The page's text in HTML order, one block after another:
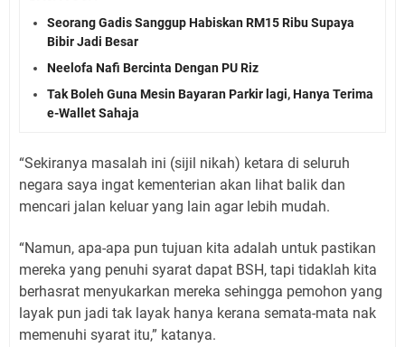
Seorang Gadis Sanggup Habiskan RM15 Ribu Supaya
Bibir Jadi Besar
Neelofa Nafi Bercinta Dengan PU Riz
Tak Boleh Guna Mesin Bayaran Parkir lagi, Hanya Terima
e-Wallet Sahaja
“Sekiranya masalah ini (sijil nikah) ketara di seluruh
negara saya ingat kementerian akan lihat balik dan
mencari jalan keluar yang lain agar lebih mudah.
“Namun, apa-apa pun tujuan kita adalah untuk pastikan
mereka yang penuhi syarat dapat BSH, tapi tidaklah kita
berhasrat menyukarkan mereka sehingga pemohon yang
layak pun jadi tak layak hanya kerana semata-mata nak
memenuhi syarat itu,” katanya.